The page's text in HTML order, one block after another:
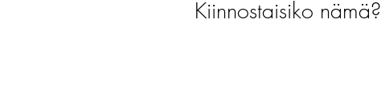
Kiinnostaisiko nämä?